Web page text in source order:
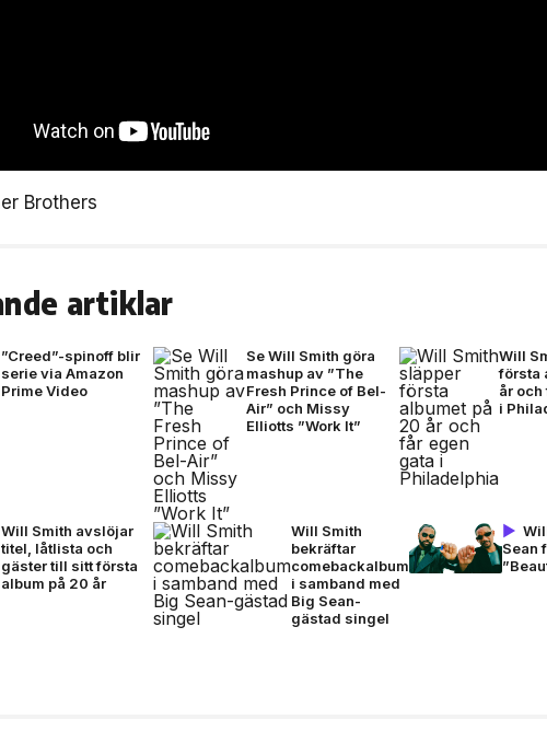
Brothers
artiklar
”Creed”-spinoff blir
serie via Amazon
Prime Video
Se Will Smith göra
mashup av ”The
Fresh Prince of Bel-
Air” och Missy
Elliotts ”Work It”
Will
första
år och
i
Will Smith avslöjar
titel, låtlista och
gäster till sitt första
album på 20 år
Will Smith
bekräftar
comebackalbum
i samband med
Big Sean-
gästad singel
Sean